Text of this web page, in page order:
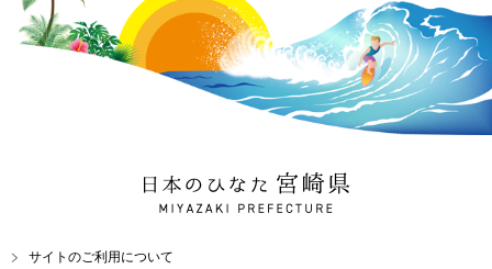
日本のひなた 宮崎県
MIYAZAKI PREFECTURE
サイトのご利用について